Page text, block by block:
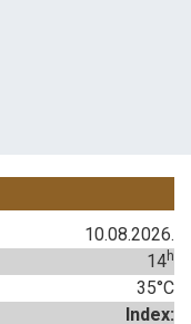
10.08.2026.
14h
35°C
Index: